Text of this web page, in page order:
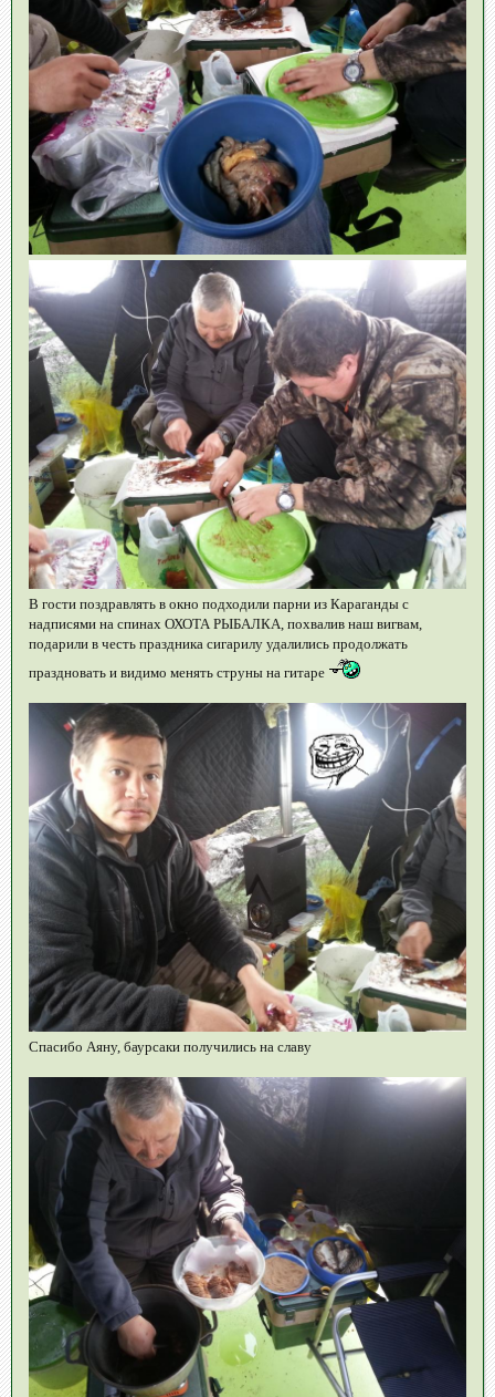
В гости поздравлять в окно подходили парни из Караганды с
надписями на спинах ОХОТА РЫБАЛКА, похвалив наш вигвам,
подарили в честь праздника сигарилу удалились продолжать
праздновать и видимо менять струны на гитаре
Спасибо Аяну, баурсаки получились на славу